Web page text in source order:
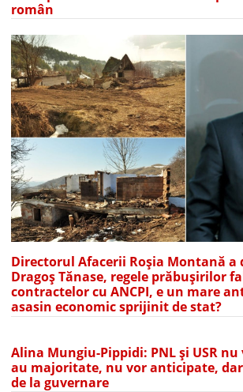
român
Directorul Afacerii Roșia Montană a
Dragoș Tănase, regele prăbușirilor
contractelor cu ANCPI, e un mare
asasin economic sprijinit de stat?
Alina Mungiu-Pippidi: PNL și USR nu
au majoritate, nu vor anticipate,
de la guvernare